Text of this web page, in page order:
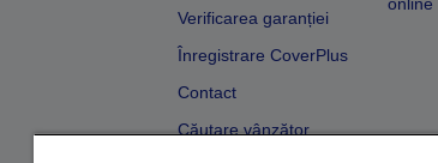
Verificarea garanției
Înregistrare CoverPlus
Contact
Căutare vânzător
online